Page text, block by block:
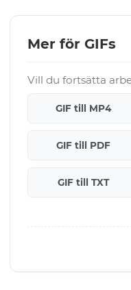
Mer för GIFs
Vill du fortsätta
GIF till MP4
GIF till PDF
GIF till TXT